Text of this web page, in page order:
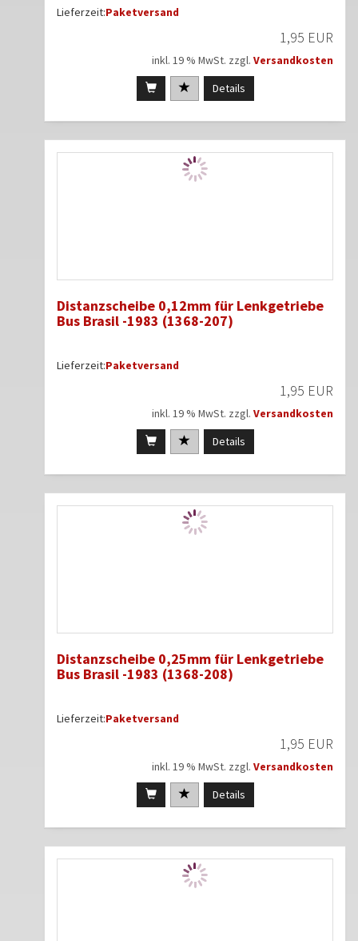
Lieferzeit:Paketversand
1,95 EUR
inkl. 19 % MwSt. zzgl. Versandkosten
Details
Distanzscheibe 0,12mm für Lenkgetriebe
Bus Brasil -1983 (1368-207)
Lieferzeit:Paketversand
1,95 EUR
inkl. 19 % MwSt. zzgl. Versandkosten
Details
Distanzscheibe 0,25mm für Lenkgetriebe
Bus Brasil -1983 (1368-208)
Lieferzeit:Paketversand
1,95 EUR
inkl. 19 % MwSt. zzgl. Versandkosten
Details